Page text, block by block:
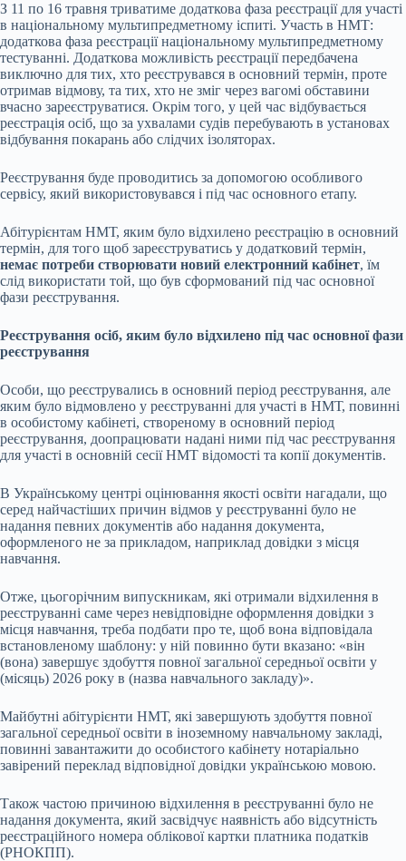
З 11 по 16 травня триватиме додаткова фаза реєстрації для участі
в національному мультипредметному іспиті. Участь в НМТ:
додаткова фаза реєстрації національному мультипредметному
тестуванні. Додаткова можливість реєстрації передбачена
виключно для тих, хто реєструвався в основний термін, проте
отримав відмову, та тих, хто не зміг через вагомі обставини
вчасно зареєструватися. Окрім того, у цей час відбувається
реєстрація осіб, що за ухвалами судів перебувають в установах
відбування покарань або слідчих ізоляторах.
Реєстрування буде проводитись за допомогою особливого
сервісу, який використовувався і під час основного етапу.
Абітурієнтам НМТ, яким було відхилено реєстрацію в основний
термін, для того щоб зареєструватись у додатковий термін,
немає потреби створювати новий електронний кабінет, їм
слід використати той, що був сформований під час основної
фази реєстрування.
Реєстрування осіб, яким було відхилено під час основної фази
реєстрування
Особи, що реєструвались в основний період реєстрування, але
яким було відмовлено у реєструванні для участі в НМТ, повинні
в особистому кабінеті, створеному в основний період
реєстрування, доопрацювати надані ними під час реєстрування
для участі в основній сесії НМТ відомості та копії документів.
В Українському центрі оцінювання якості освіти нагадали, що
серед найчастіших причин відмов у реєструванні було не
надання певних документів або надання документа,
оформленого не за прикладом, наприклад довідки з місця
навчання.
Отже, цьогорічним випускникам, які отримали відхилення в
реєструванні саме через невідповідне оформлення довідки з
місця навчання, треба подбати про те, щоб вона відповідала
встановленому шаблону: у ній повинно бути вказано: «він
(вона) завершує здобуття повної загальної середньої освіти у
(місяць) 2026 року в (назва навчального закладу)».
Майбутні абітурієнти НМТ, які завершують здобуття повної
загальної середньої освіти в іноземному навчальному закладі,
повинні завантажити до особистого кабінету нотаріально
завірений переклад відповідної довідки українською мовою.
Також частою причиною відхилення в реєструванні було не
надання документа, який засвідчує наявність або відсутність
реєстраційного номера облікової картки платника податків
(РНОКПП).